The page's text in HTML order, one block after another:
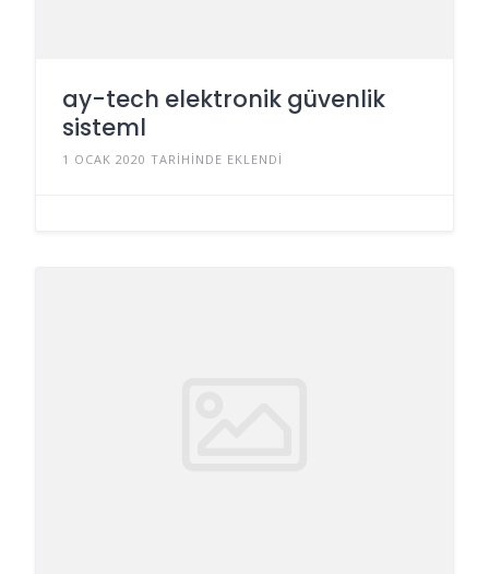
ay-tech elektronik güvenlik
sisteml
1 OCAK 2020 TARIHINDE EKLENDI